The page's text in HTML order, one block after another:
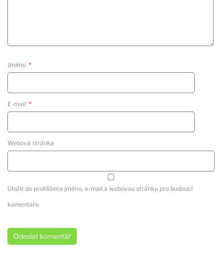
Jméno *
E-mail *
Webová stránka
Uložit do prohlížeče jméno, e-mail a webovou stránku pro budoucí
komentáře.